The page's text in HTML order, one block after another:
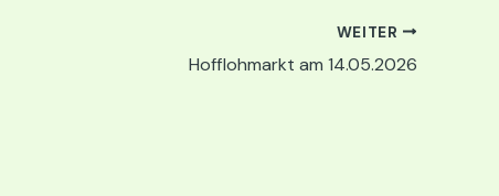
WEITER
Hofflohmarkt am 14.05.2026